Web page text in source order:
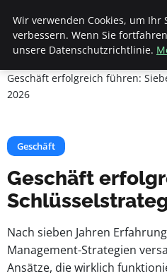
Beyond Surface
Geschäft erfolgreich führen:
2026
Geschäft
Geschäft
Nach sieben Jahren
Management-Strategien
Ansätze, die wirklich
Wir verwenden Cookies, um Ihr
verbessern. Wenn Sie
unsere Datenschutzrichtlinie.